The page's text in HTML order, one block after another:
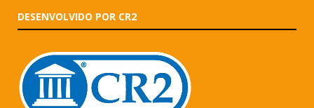
DESENVOLVIDO POR CR2